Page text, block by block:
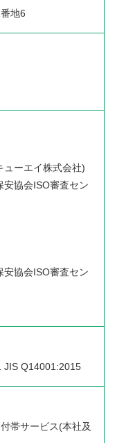
地6
ーエイ株式会社)
協会ISO審査セン
協会ISO審査セン
JIS Q14001:2015
帯サービス(本社及